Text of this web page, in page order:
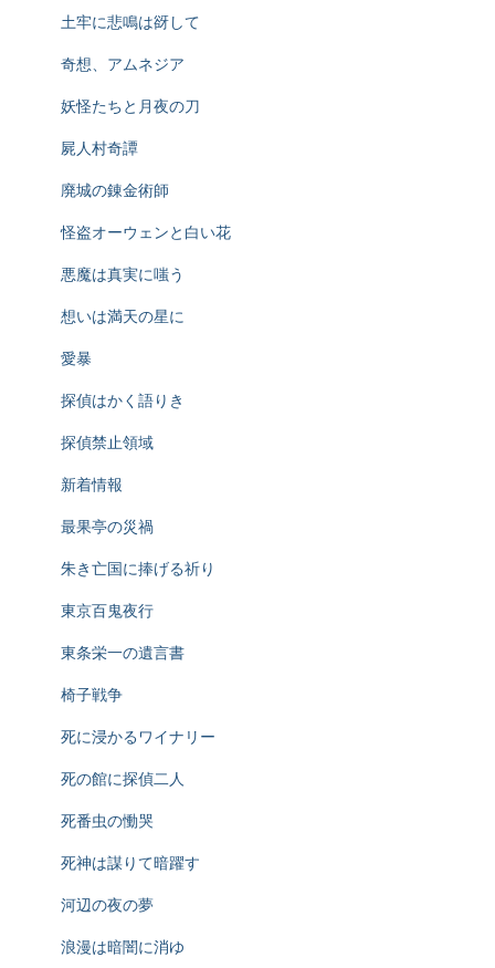
土牢に悲鳴は谺して
奇想、アムネジア
妖怪たちと月夜の刀
屍人村奇譚
廃城の錬金術師
怪盗オーウェンと白い花
悪魔は真実に嗤う
想いは満天の星に
愛暴
探偵はかく語りき
探偵禁止領域
新着情報
最果亭の災禍
朱き亡国に捧げる祈り
東京百鬼夜行
東条栄一の遺言書
椅子戦争
死に浸かるワイナリー
死の館に探偵二人
死番虫の慟哭
死神は謀りて暗躍す
河辺の夜の夢
浪漫は暗闇に消ゆ